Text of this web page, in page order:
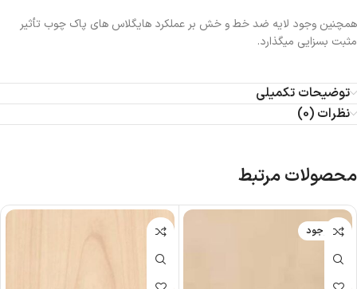
همچنین وجود لایه ضد خط و خش بر عملکرد هایگلاس های پاک چوب تأثیر
مثبت بسزایی میگذارد.
توضیحات تکمیلی
نظرات (0)
محصولات مرتبط
ناموجود